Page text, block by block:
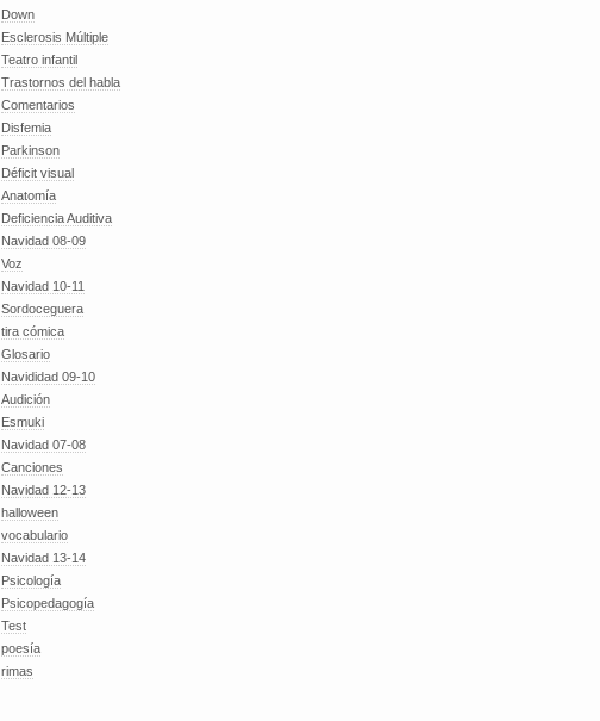
Down
Esclerosis Múltiple
Teatro infantil
Trastornos del habla
Comentarios
Disfemia
Parkinson
Déficit visual
Anatomía
Deficiencia Auditiva
Navidad 08-09
Voz
Navidad 10-11
Sordoceguera
tira cómica
Glosario
Navididad 09-10
Audición
Esmuki
Navidad 07-08
Canciones
Navidad 12-13
halloween
vocabulario
Navidad 13-14
Psicología
Psicopedagogía
Test
poesía
rimas